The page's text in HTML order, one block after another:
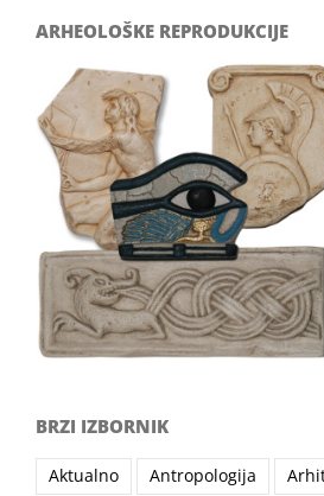
ARHEOLOŠKE REPRODUKCIJE
BRZI IZBORNIK
Aktualno Antropologija